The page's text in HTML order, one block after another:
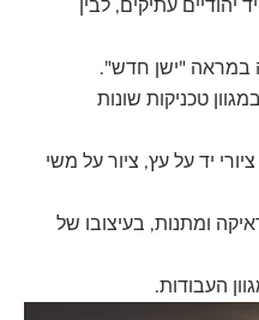
עתיקים, לבין
במראה "ישן חדש".
טכניקות שונות
יד על עץ, ציור על משי
ומתנות, בעיצובו של
העבודות.